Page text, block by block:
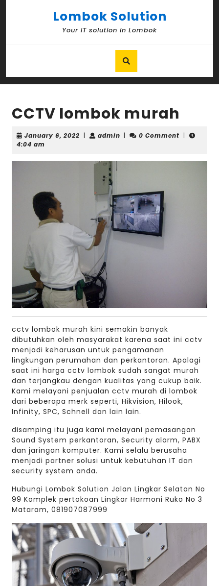
Lombok Solution
Your IT solution in Lombok
CCTV lombok murah
January 6, 2022 January
| adminadmin
| 0 Comment |
4:04 am
cctv lombok murah kini semakin banyak
dibutuhkan oleh masyarakat karena saat ini cctv
menjadi keharusan untuk pengamanan
lingkungan perumahan dan perkantoran. Apalagi
saat ini harga cctv lombok sudah sangat murah
dan terjangkau dengan kualitas yang cukup baik.
Kami melayani penjualan cctv murah di lombok
dari beberapa merk seperti, Hikvision, Hilook,
Infinity, SPC, Schnell dan lain lain.
disamping itu juga kami melayani pemasangan
Sound System perkantoran, Security alarm, PABX
dan jaringan komputer. Kami selalu berusaha
menjadi partner solusi untuk kebutuhan IT dan
security system anda.
Hubungi Lombok Solution Jalan Lingkar Selatan No
99 Komplek pertokoan Lingkar Harmoni Ruko No 3
Mataram, 081907087999